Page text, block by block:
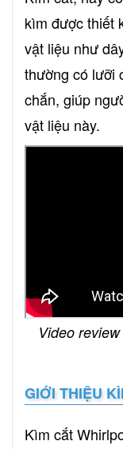
kìm được thiết
vật liệu như
thường có lưỡi
chắn, giúp
vật liệu này.
Video
GIỚI THIỆU
Kìm cắt